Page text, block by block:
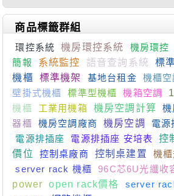
商品標籤群組
環控系統 機房環控系統
機房環控
簡報
系統監控 語音查詢系統 標
機櫃
標準機架 基地台租金 機櫃空
壁掛式機櫃
標準型機櫃 機箱空調
機櫃
工業用機箱 機房空調計算 機
器櫃
機房空調廠商 機房空調 電源
電源排插座
電源排插座 安培表
控
價位
控制桌廠商 控制桌建置 機
server rack 機櫃
96C芯6U光纖收
power
open rack價格 server